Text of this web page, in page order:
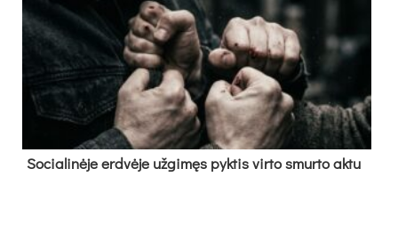
So­cia­li­nė­je erd­vė­je už­gi­męs pyk­tis vir­to smur­to ak­tu